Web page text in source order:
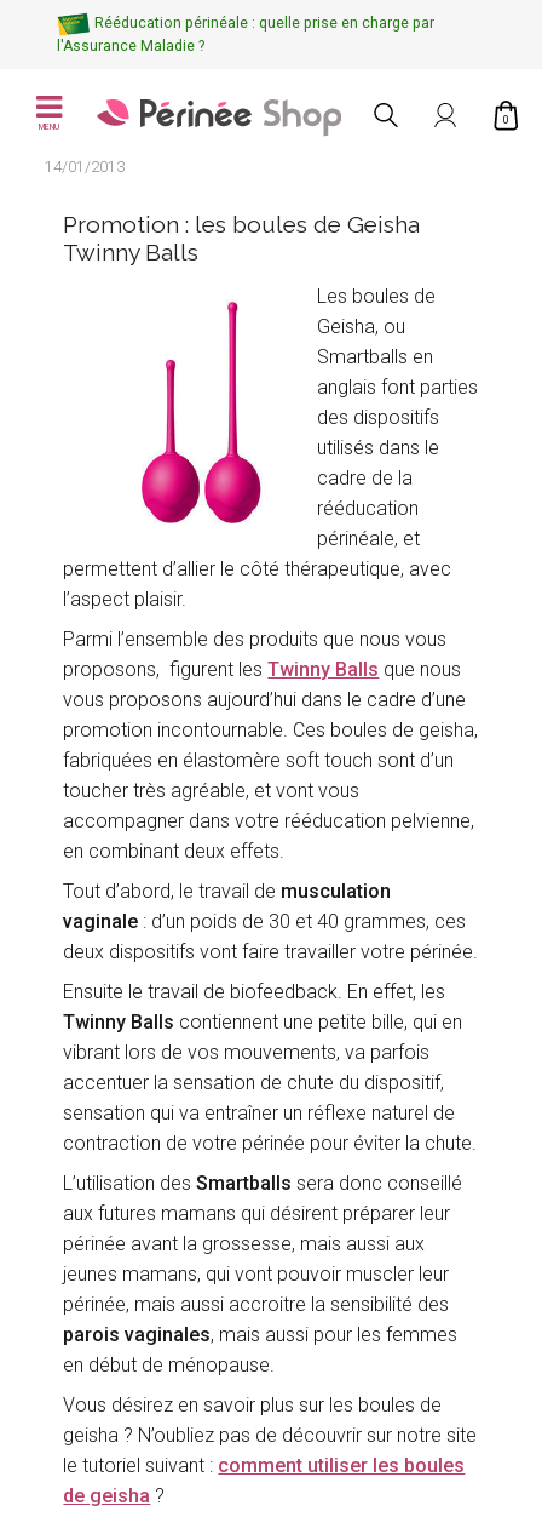
Rééducation périnéale : quelle prise en charge par
l'Assurance Maladie ?
MENU
0
14/01/2013
Promotion : les boules de Geisha
Twinny Balls
Les boules de
Geisha, ou
Smartballs en
anglais font parties
des dispositifs
utilisés dans le
cadre de la
rééducation
périnéale, et
permettent d’allier le côté thérapeutique, avec
l’aspect plaisir.
Parmi l’ensemble des produits que nous vous
proposons, figurent lesTwinny Balls que nous
vous proposons aujourd’hui dans le cadre d’une
promotion incontournable. Ces boules de geisha,
fabriquées en élastomère soft touch sont d’un
toucher très agréable, et vont vous
accompagner dans votre rééducation pelvienne,
en combinant deux effets.
Tout d’abord, le travail de musculation
vaginale : d’un poids de 30 et 40 grammes, ces
deux dispositifs vont faire travailler votre périnée.
Ensuite le travail de biofeedback. En effet, les
Twinny Balls contiennent une petite bille, qui en
vibrant lors de vos mouvements, va parfois
accentuer la sensation de chute du dispositif,
sensation qui va entraîner un réflexe naturel de
contraction de votre périnée pour éviter la chute.
L’utilisation desSmartballs sera donc conseillé
aux futures mamans qui désirent préparer leur
périnée avant la grossesse, mais aussi aux
jeunes mamans, qui vont pouvoir muscler leur
périnée, mais aussi accroitre la sensibilité des
parois vaginales, mais aussi pour les femmes
en début de ménopause.
Vous désirez en savoir plus sur les boules de
geisha ? N’oubliez pas de découvrir sur notre site
le tutoriel suivant : comment utiliser les boules
de geisha ?